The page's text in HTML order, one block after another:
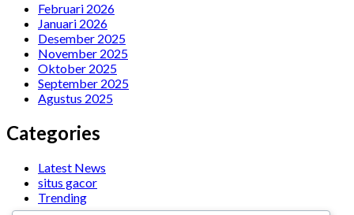
Februari 2026
Januari 2026
Desember 2025
November 2025
Oktober 2025
September 2025
Agustus 2025
Categories
Latest News
situs gacor
Trending